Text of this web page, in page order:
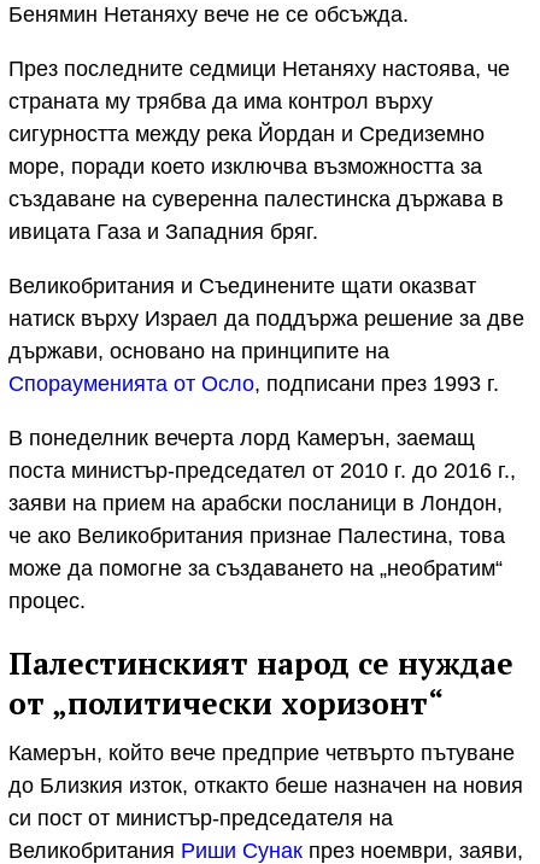
Бенямин Нетаняху вече не се обсъжда.
През последните седмици Нетаняху настоява, че
страната му трябва да има контрол върху
сигурността между река Йордан и Средиземно
море, поради което изключва възможността за
създаване на суверенна палестинска държава в
ивицата Газа и Западния бряг.
Великобритания и Съединените щати оказват
натиск върху Израел да поддържа решение за две
държави, основано на принципите на
Спорауменията от Осло, подписани през 1993 г.
В понеделник вечерта лорд Камерън, заемащ
поста министър-председател от 2010 г. до 2016 г.,
заяви на прием на арабски посланици в Лондон,
че ако Великобритания признае Палестина, това
може да помогне за създаването на „необратим“
процес.
Палестинският народ се нуждае
от „политически хоризонт“
Камерън, който вече предприе четвърто пътуване
до Близкия изток, откакто беше назначен на новия
си пост от министър-председателя на
Великобритания Риши Сунак през ноември, заяви,